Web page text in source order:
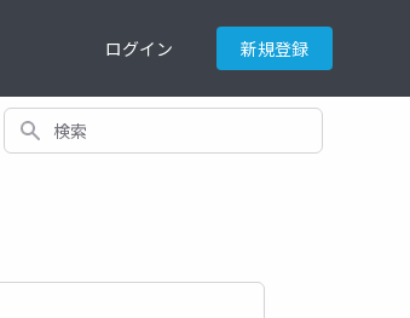
ログイン 新規登録
検索